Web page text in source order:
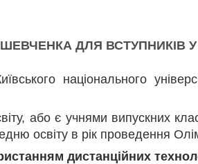
ДЛЯ ВСТУПНИКІВ У
національного
або є учнями випускних
освіту в рік проведення
дистанційних